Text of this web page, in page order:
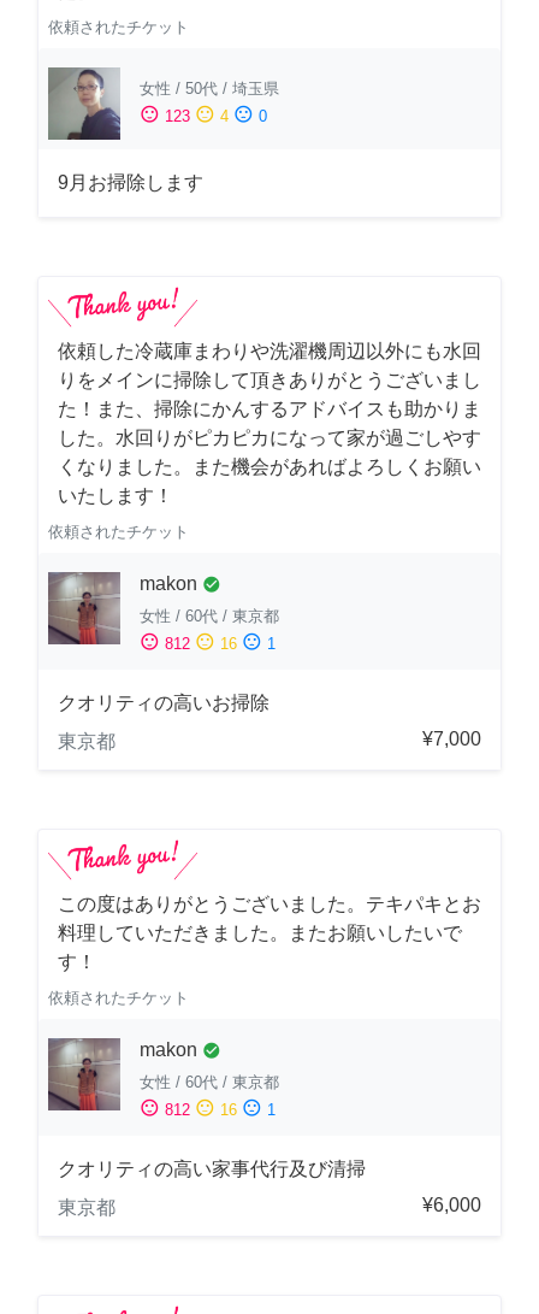
依頼されたチケット
女性 / 50代 / 埼玉県
sentiment_satisfied 123 sentiment_neutral 4 sentiment_dissatisfied 0
9月お掃除します
依頼した冷蔵庫まわりや洗濯機周辺以外にも水回
りをメインに掃除して頂きありがとうございまし
た！また、掃除にかんするアドバイスも助かりま
した。水回りがピカピカになって家が過ごしやす
くなりました。また機会があればよろしくお願い
いたします！
依頼されたチケット
makon check_circle
女性 / 60代 / 東京都
sentiment_satisfied 812 sentiment_neutral 16 sentiment_dissatisfied 1
クオリティの高いお掃除
東京都
¥7,000
この度はありがとうございました。テキパキとお
料理していただきました。またお願いしたいで
す！
依頼されたチケット
makon check_circle
女性 / 60代 / 東京都
sentiment_satisfied 812 sentiment_neutral 16 sentiment_dissatisfied 1
クオリティの高い家事代行及び清掃
東京都
¥6,000